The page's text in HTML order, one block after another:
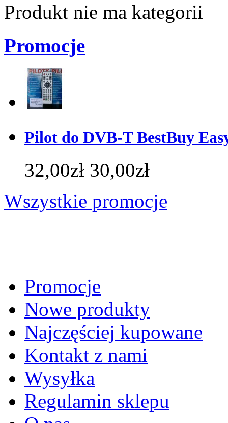
Produkt nie ma kategorii
Promocje
Pilot do DVB-T BestBuy
32,00zł 30,00zł
Wszystkie promocje
Promocje
Nowe produkty
Najczęściej kupowane
Kontakt z nami
Wysyłka
Regulamin sklepu